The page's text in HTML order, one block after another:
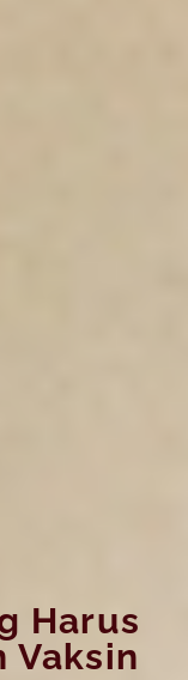
Harus
Vaksin